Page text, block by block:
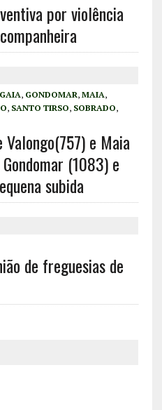
por violência
GAIA, GONDOMAR, MAIA,
, SANTO TIRSO, SOBRADO,
Valongo(757) e Maia
(1083) e
subida
de freguesias de